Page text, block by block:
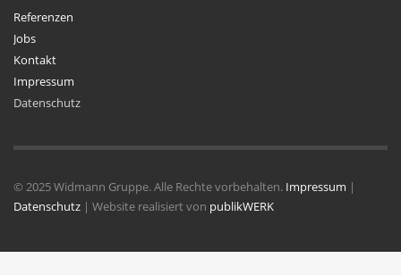
Referenzen
Jobs
Kontakt
Impressum
Datenschutz
© 2025 Widmann Gruppe. Alle Rechte vorbehalten. Impressum |
Datenschutz | Website realisiert von publikWERK